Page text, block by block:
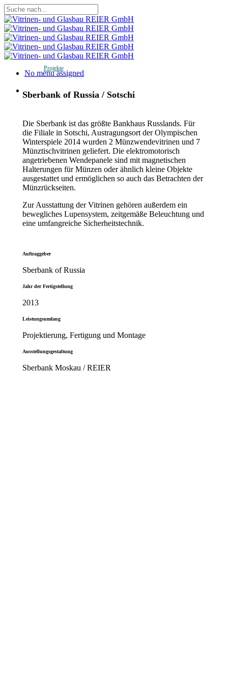
Skip
to
main
content
Close
Search
Menu
No menu assigned
Menu
Projekte
Sberbank of Russia / Sotschi
Die Sberbank ist das größte Bankhaus Russlands. Für
die Filiale in Sotschi, Austragungsort der Olympischen
Winterspiele 2014 wurden 2 Münzwendevitrinen und 7
Münztischvitrinen geliefert. Die elektromotorisch
angetriebenen Wendepanele sind mit magnetischen
Halterungen für Münzen oder ähnlich kleine Objekte
ausgestattet und ermöglichen so auch das Betrachten der
Münzrückseiten.
Zur Ausstattung der Vitrinen gehören außerdem ein
bewegliches Lupensystem, zeitgemäße Beleuchtung und
eine umfangreiche Sicherheitstechnik.
Auftraggeber
Sberbank of Russia
Jahr der Fertigstellung
2013
Leistungsumfang
Projektierung, Fertigung und Montage
Ausstellungsgestaltung
Sberbank Moskau / REIER